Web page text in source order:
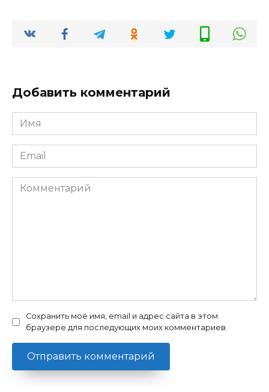
Добавить комментарий
Имя
*
Email
*
Комментарий
Сохранить моё имя, email и адрес сайта в этом
браузере для последующих моих комментариев.